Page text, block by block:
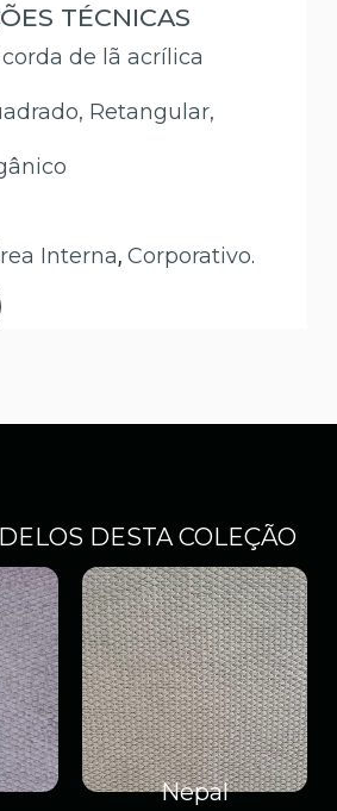
TÉCNICAS
de lã acrílica
Retangular,
Interna Corporativo.
DESTA COLEÇÃO
Nepal